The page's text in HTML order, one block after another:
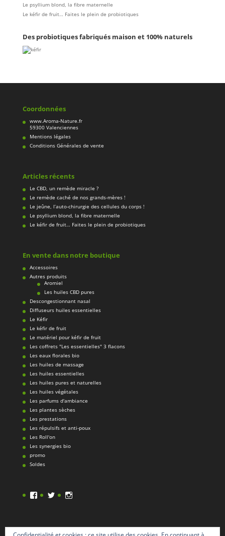
Le psyllium blond, la fibre maternelle
Le kéfir de fruit… Faites le plein de probiotiques
Des probiotiques fabriqués maison et 100% naturels
Coordonnées
www.Aroma-Nature.fr
59300 Valenciennes
Mentions légales
Conditions Générales de vente
Articles récents
Le CBD, un remède miracle ?
Le remède caché de nos grands-mères !
Le jeûne, l’auto-chirurgie des cellules du corps !
Le psyllium blond, la fibre maternelle
Le kéfir de fruit… Faites le plein de probiotiques
En vente dans notre boutique
Accessoires
Autres produits
Aromiel
Les huiles CBD pures
Descongestionnant nasal
Diffuseurs huiles essentielles
Le Kéfir
Le kéfir de fruit
Le matériel pour kéfir de fruit
Les coffrets "Les essentielles" 3 flacons
Les eaux florales bio
Les huiles de massage
Les huiles essentielles
Les huiles pures et naturelles
Les huiles végétales
Les parfums d'ambiance
Les plantes sèches
Les prestations
Les répulsifs et anti-poux
Les Roll'on
Les synergies bio
promo
Soldes
Facebook
TwitterInstagram